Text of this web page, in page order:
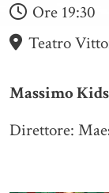
Ore 19:30
Teatro
Massimo
Direttore: